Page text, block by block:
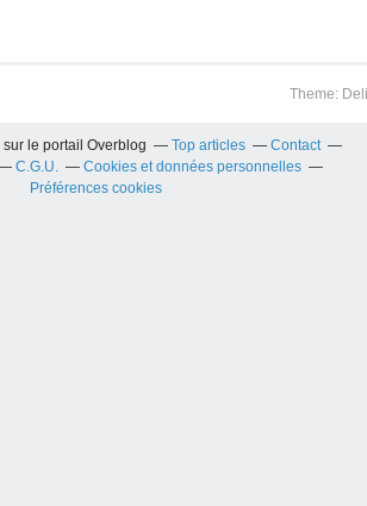
Theme:
sur le portail Overblog Top articles
Contact
C.G.U.
Cookies et données personnelles
Préférences cookies